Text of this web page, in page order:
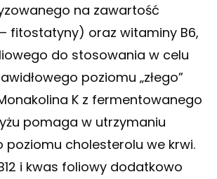
na zawartość
fitostatyny) oraz witaminy B6,
do stosowania w celu
poziomu „złego”
K z fermentowanego
pomaga w utrzymaniu
poziomu cholesterolu we krwi.
i kwas foliowy dodatkowo